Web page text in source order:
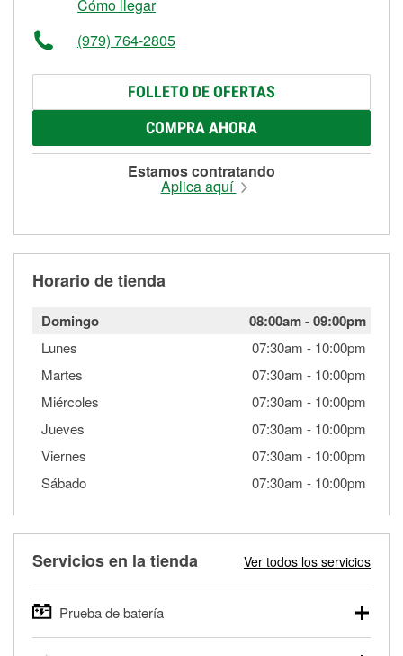
Cómo llegar
(979) 764-2805
FOLLETO DE OFERTAS
COMPRA AHORA
Estamos contratando
Aplica aquí
Horario de tienda
Domingo 08:00am-09:00pm
Lunes 07:30am - 10:00pm
Martes
07:30am - 10:00pm
Miércoles
07:30am - 10:00pm
Jueves
07:30am - 10:00pm
Viernes
07:30am - 10:00pm
Sábado
07:30am - 10:00pm
Servicios en la tienda Ver todos los servicios
Prueba de batería